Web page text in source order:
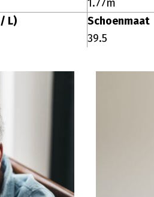
1.77m
L)
Schoenmaat
39.5